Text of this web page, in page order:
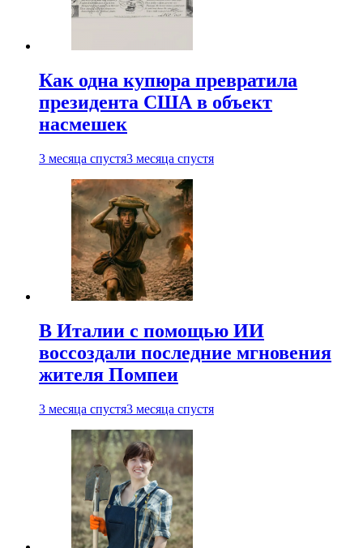
Как одна купюра превратила
президента США в объект
насмешек
3 месяца спустя3 месяца спустя
В Италии с помощью ИИ
воссоздали последние мгновения
жителя Помпеи
3 месяца спустя3 месяца спустя